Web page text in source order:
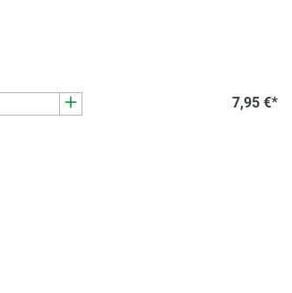
7,95 €*